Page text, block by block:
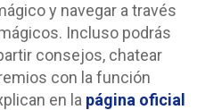
y navegar a través
Incluso podrás
consejos, chatear
con la función
en la página oficial